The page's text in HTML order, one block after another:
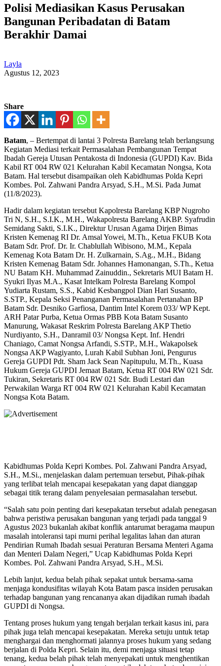
Polisi Mediasikan Kasus Perusakan
Bangunan Peribadatan di Batam
Berakhir Damai
Layla
Agustus 12, 2023
Share
Batam, – Bertempat di lantai 3 Polresta Barelang telah berlangsung
Kegiatan Mediasi terkait Permasalahan Pembangunan Tempat
Ibadah Gereja Utusan Pentakosta di Indonesia (GUPDI) Kav. Bida
Kabil RT 004 RW 021 Kelurahan Kabil Kecamatan Nongsa, Kota
Batam. Hal tersebut disampaikan oleh Kabidhumas Polda Kepri
Kombes. Pol. Zahwani Pandra Arsyad, S.H., M.Si. Pada Jumat
(11/8/2023).
Hadir dalam kegiatan tersebut Kapolresta Barelang KBP Nugroho
Tri N, S.H., S.I.K., M.H., Wakapolresta Barelang AKBP. Syafrudin
Semidang Sakti, S.I.K., Direktur Urusan Agama Dirjen Bimas
Kristen Kemenag RI Dr. Amsal Yowei, M.Th., Ketua FKUB Kota
Batam Sdr. Prof. Dr. Ir. Chablullah Wibisono, M.M., Kepala
Kemenag Kota Batam Dr. H. Zulkarnain, S.Ag., M.H., Bidang
Kristen Kemenag Batam Sdr. Johannes Hamonangan, S.Th., Ketua
NU Batam KH. Muhammad Zainuddin., Sekretaris MUI Batam H.
Syukri Ilyas M.A., Kasat Intelkam Polresta Barelang Kompol
Yudiarta Rustam, S.S., Kabid Kesbangpol Dian Hari Susanto,
S.STP., Kepala Seksi Penanganan Permasalahan Pertanahan BP
Batam Sdr. Desniko Garfiosa, Dantim Intel Korem 033/ WP Kept.
ARH Patar Purba, Ketua Ormas PBB Kota Batam Susanto
Manurung, Wakasat Reskrim Polresta Barelang AKP Thetio
Nurdiyanto, S.H., Danramil 03/ Nongsa Kept. Inf. Hendri
Chaniago, Camat Nongsa Arfandi, S.STP., M.H., Wakapolsek
Nongsa AKP Wagiyanto, Lurah Kabil Subhan Joni, Pengurus
Gereja GUPDI Pdt. Sham Jack Sean Napitupulu, M.Th., Kuasa
Hukum Gereja GUPDI Jemaat Batam, Ketua RT 004 RW 021 Sdr.
Tukiran, Sekretaris RT 004 RW 021 Sdr. Budi Lestari dan
Perwakilan Warga RT 004 RW 021 Kelurahan Kabil Kecamatan
Nongsa Kota Batam.
Kabidhumas Polda Kepri Kombes. Pol. Zahwani Pandra Arsyad,
S.H., M.Si., menjelaskan dalam pertemuan tersebut, Pihak-pihak
yang terlibat telah mencapai kesepakatan yang dapat dianggap
sebagai titik terang dalam penyelesaian permasalahan tersebut.
“Salah satu poin penting dari kesepakatan tersebut adalah penegasan
bahwa peristiwa perusakan bangunan yang terjadi pada tanggal 9
Agustus 2023 bukanlah akibat konflik antarumat beragama maupun
masalah intoleransi tapi murni perihal legalitas lahan dan aturan
Pendirian Rumah Ibadah sesuai Peraturan Bersama Menteri Agama
dan Menteri Dalam Negeri,” Ucap Kabidhumas Polda Kepri
Kombes. Pol. Zahwani Pandra Arsyad, S.H., M.Si.
Lebih lanjut, kedua belah pihak sepakat untuk bersama-sama
menjaga kondusifitas wilayah Kota Batam pasca insiden perusakan
terhadap bangunan yang rencananya akan dijadikan rumah ibadah
GUPDI di Nongsa.
Tentang proses hukum yang tengah berjalan terkait kasus ini, para
pihak juga telah mencapai kesepakatan. Mereka setuju untuk tetap
menghargai dan menghormati jalannya proses hukum yang sedang
berjalan di Polda Kepri. Selain itu, demi menjaga situasi tetap
tenang, kedua belah pihak telah menyepakati untuk menghentikan